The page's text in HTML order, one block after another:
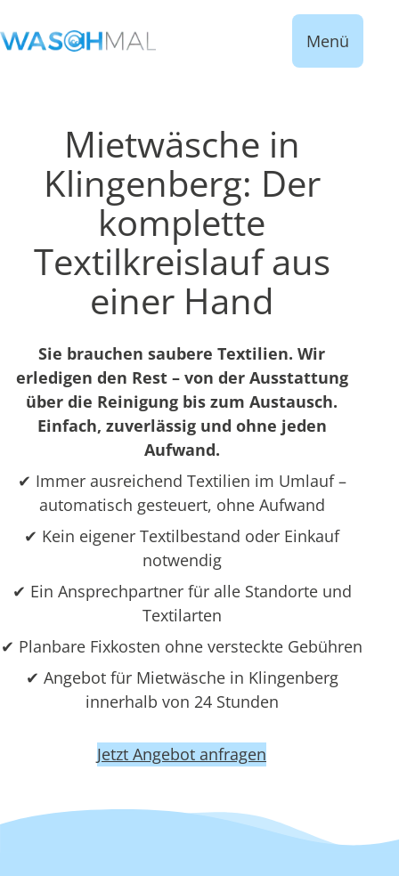
Menü
Mietwäsche in
Klingenberg: Der
komplette
Textilkreislauf aus
einer Hand
Sie brauchen saubere Textilien. Wir
erledigen den Rest – von der Ausstattung
über die Reinigung bis zum Austausch.
Einfach, zuverlässig und ohne jeden
Aufwand.
✔ Immer ausreichend Textilien im Umlauf –
automatisch gesteuert, ohne Aufwand
✔ Kein eigener Textilbestand oder Einkauf
notwendig
✔ Ein Ansprechpartner für alle Standorte und
Textilarten
✔ Planbare Fixkosten ohne versteckte Gebühren
✔ Angebot für Mietwäsche in Klingenberg
innerhalb von 24 Stunden
Jetzt Angebot anfragen